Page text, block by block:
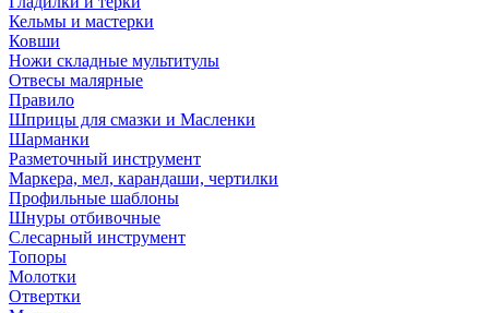
Кельмы и мастерки
Ковши
Ножи складные мультитулы
Отвесы малярные
Правило
Шприцы для смазки и Масленки
Шарманки
Разметочный инструмент
Маркера, мел, карандаши, чертилки
Профильные шаблоны
Шнуры отбивочные
Слесарный инструмент
Топоры
Молотки
Отвертки